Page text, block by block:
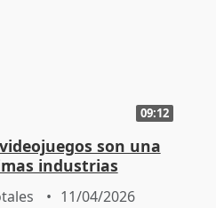
09:12
son una
industrias
11/04/2026